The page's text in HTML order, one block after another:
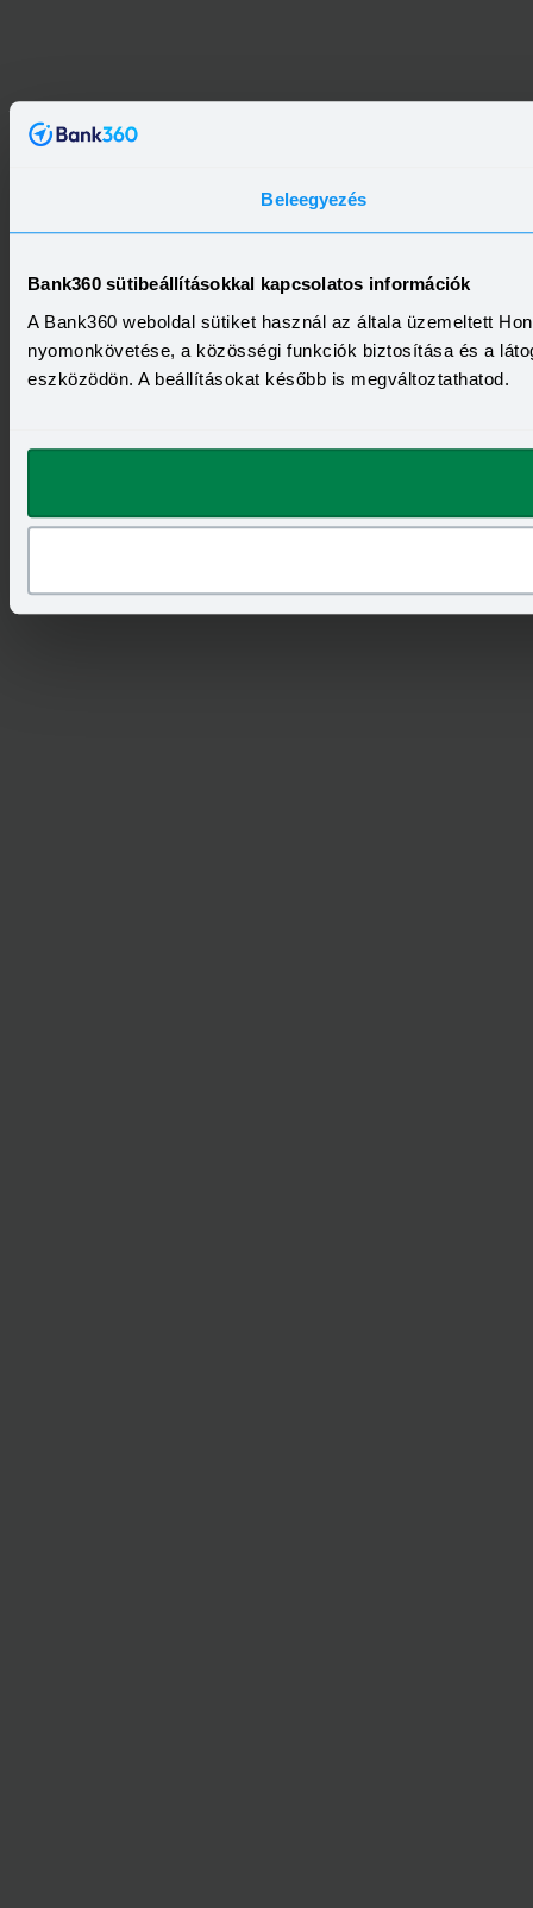
Beleegyezés
Bank360 sütibeállításokkal kapcsolatos információk
A Bank360 weboldal sütiket használ az általa üzemeltett
nyomonkövetése, a közösségi funkciók biztosítása és a
eszközödön. A beállításokat később is megváltoztathatod.